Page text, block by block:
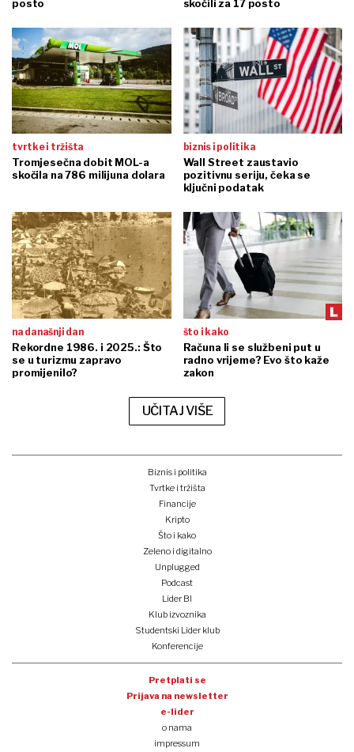
posto
skočili za 17 posto
tvrtke i tržišta
Tromjesečna dobit MOL-a
skočila na 786 milijuna dolara
biznis i politika
Wall Street zaustavio
pozitivnu seriju, čeka se
ključni podatak
na današnji dan
Rekordne 1986. i 2025.: Što
se u turizmu zapravo
promijenilo?
što i kako
Računa li se službeni put u
radno vrijeme? Evo što kaže
zakon
UČITAJ VIŠE
Biznis i politika
Tvrtke i tržišta
Financije
Kripto
Što i kako
Zeleno i digitalno
Unplugged
Podcast
Lider BI
Klub izvoznika
Studentski Lider klub
Konferencije
Pretplati se
Prijava na newsletter
e-lider
o nama
impressum